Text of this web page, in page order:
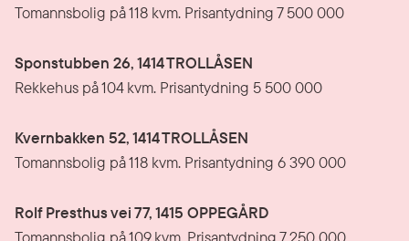
Tomannsbolig på 118 kvm. Prisantydning 7 500 000
Sponstubben 26, 1414 TROLLÅSEN
Rekkehus på 104 kvm. Prisantydning 5 500 000
Kvernbakken 52, 1414 TROLLÅSEN
Tomannsbolig på 118 kvm. Prisantydning 6 390 000
Rolf Presthus vei 77, 1415 OPPEGÅRD